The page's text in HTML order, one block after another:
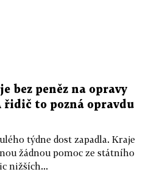
bez peněz na opravy
řidič to pozná opravdu
týdne dost zapadla. Kraje
žádnou pomoc ze státního
nižších...